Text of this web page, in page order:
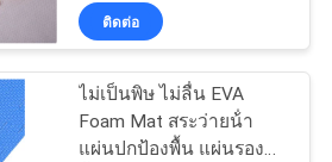
ติดต่อ
ไม่เป็นพิษ ไม่ลื่น EVA
Foam Mat สระว่ายน้ํา
แผ่นปกป้องพื้น แผ่นรอง